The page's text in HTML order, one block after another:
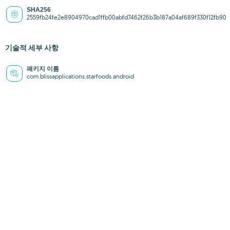
SHA256
2559fb24fe2e8904970cad1ffb00abfd7462f26b3b187a04af689f330f12fb90
기술적 세부 사항
패키지 이름
com.blissapplications.starfoods.android